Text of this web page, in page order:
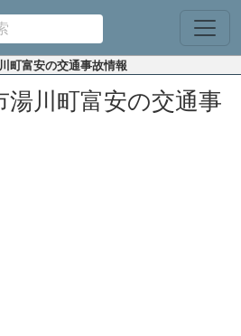
町富安の交通事故情報
湯川町富安の交通事